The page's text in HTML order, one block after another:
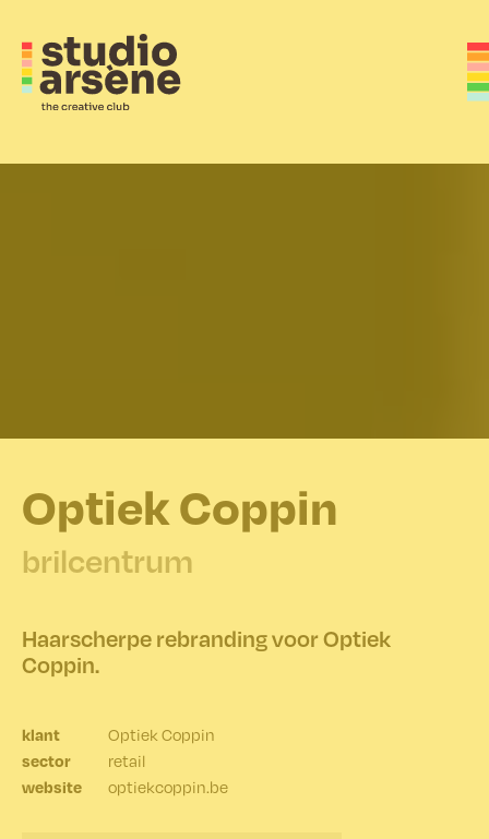
klant Optiek Coppin
sector retail
website optiekcoppin.be
Optiek Coppin
brilcentrum
Haarscherpe rebranding voor Optiek
Coppin.